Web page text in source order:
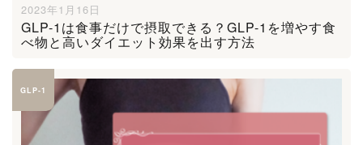
2023年1月16日
GLP-1は食事だけで摂取できる？GLP-1を増やす食
べ物と高いダイエット効果を出す方法
GLP-1